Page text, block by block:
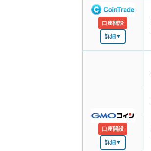
口座開設
詳細▼
口座開設
詳細▼